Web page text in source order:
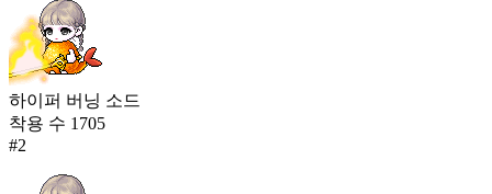
하이퍼 버닝 소드
착용 수 1705
#2